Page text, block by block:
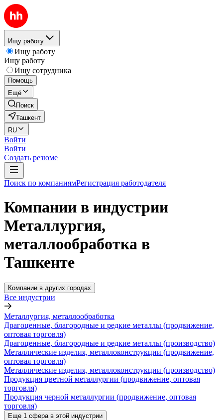
Ищу работу
Ищу работу
Ищу работу
Ищу сотрудника
Помощь
Ещё
Поиск
Ташкент
RU
Войти
Войти
Создать резюме
Поиск по компаниямРегистрация работодателя
Компании в индустрии
Металлургия,
металлообработка в
Ташкенте
Компании в других городах
Все индустрии
Металлургия, металлообработка
Драгоценные, благородные и редкие металлы (продвижение,
оптовая торговля)
Драгоценные, благородные и редкие металлы (производство)
Металлические изделия, металлоконструкции (продвижение,
оптовая торговля)
Металлические изделия, металлоконструкции (производство)
Продукция цветной металлургии (продвижение, оптовая
торговля)
Продукция черной металлургии (продвижение, оптовая
торговля)
Еще 1 сфера в этой индустрии